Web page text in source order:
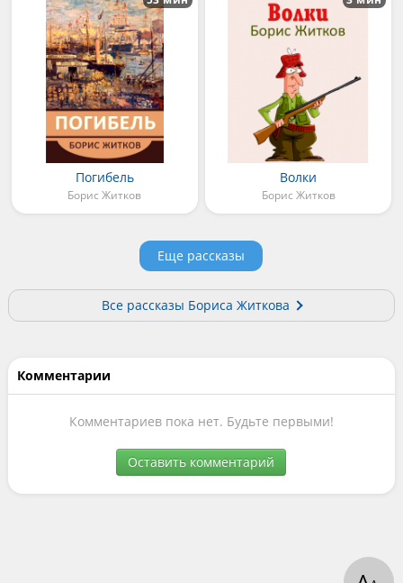
Погибель
Борис Житков
Волки
Борис Житков
Еще рассказы
Все рассказы Бориса Житкова
Комментарии
Комментариев пока нет. Будьте первыми!
Оставить комментарий